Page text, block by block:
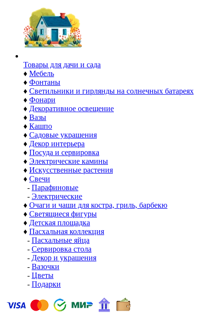
Товары для дачи и сада
♦ Мебель
♦ Фонтаны
♦ Светильники и гирлянды на солнечных батареях
♦ Фонари
♦ Декоративное освещение
♦ Вазы
♦ Кашпо
♦ Садовые украшения
♦ Декор интерьера
♦ Посуда и сервировка
♦ Электрические камины
♦ Искусственные растения
♦ Свечи
- Парафиновые
- Электрические
♦ Очаги и чаши для костра, гриль, барбекю
♦ Светящиеся фигуры
♦ Детская площадка
♦ Пасхальная коллекция
- Пасхальные яйца
- Сервировка стола
- Декор и украшения
- Вазочки
- Цветы
- Подарки